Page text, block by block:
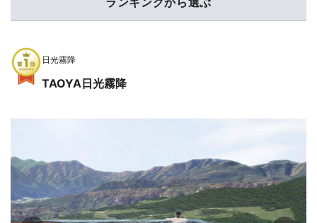
日光霧降
TAOYA日光霧降